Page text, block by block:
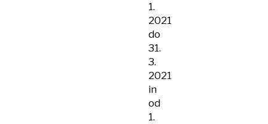
1.
2021
do
31.
3.
2021
in
od
1.